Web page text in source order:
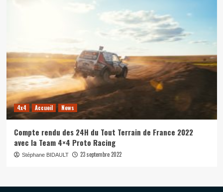
4x4 Accueil News
Compte rendu des 24H du Tout Terrain de France 2022
avec la Team 4×4 Proto Racing
Stéphane BIDAULT 23 septembre 2022